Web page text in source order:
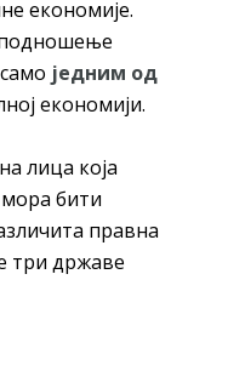
економије.
подношење
једним од
економији.
лица која
бити
правна
три државе